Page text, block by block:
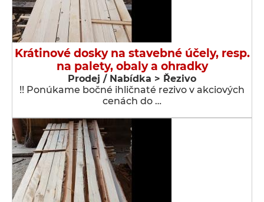
Krátinové dosky na stavebné účely, resp.
na palety, obaly a ohradky
Prodej / Nabídka > Řezivo
!! Ponúkame bočné ihličnaté rezivo v akciových
cenách do …